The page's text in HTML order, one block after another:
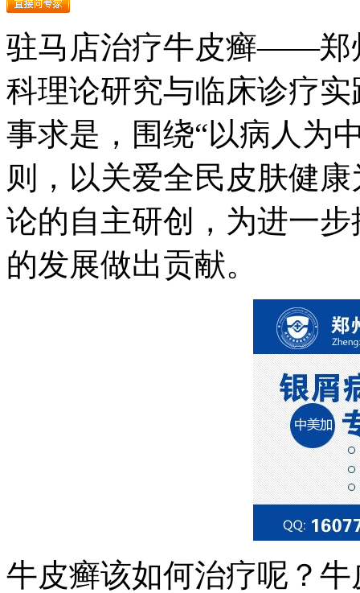
驻马店治疗牛皮癣——郑
科理论研究与临床诊疗
事求是，围绕“以病人为
则，以关爱全民皮肤健
论的自主研创，为进一
的发展做出贡献。
牛皮癣该如何治疗呢？